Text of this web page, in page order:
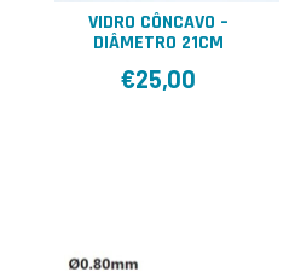
VIDRO CÔNCAVO –
DIÂMETRO 21CM
€25,00